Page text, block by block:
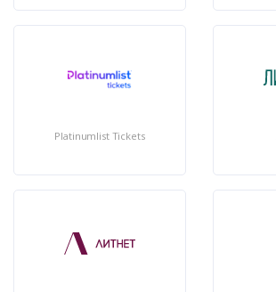
Platinumlist Tickets